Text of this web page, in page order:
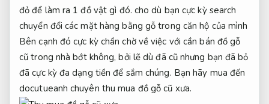
đỏ để làm ra 1 đồ vật gì đó. cho dù bạn cực kỳ search
chuyển đổi các mặt hàng bằng gỗ trong căn hộ của mình
Bên cạnh đó cực kỳ chần chờ về việc với cần bán đồ gỗ
cũ trong nhà bớt không, bởi lẽ dù đã cũ nhưng bạn đã bỏ
đã cực kỳ đa dạng tiền để sắm chúng. Bạn hãy mua đến
docutueanh chuyên thu mua đồ gỗ cũ xưa.